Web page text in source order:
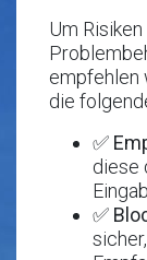
Um
empfehlen
die
✅
diese
✅